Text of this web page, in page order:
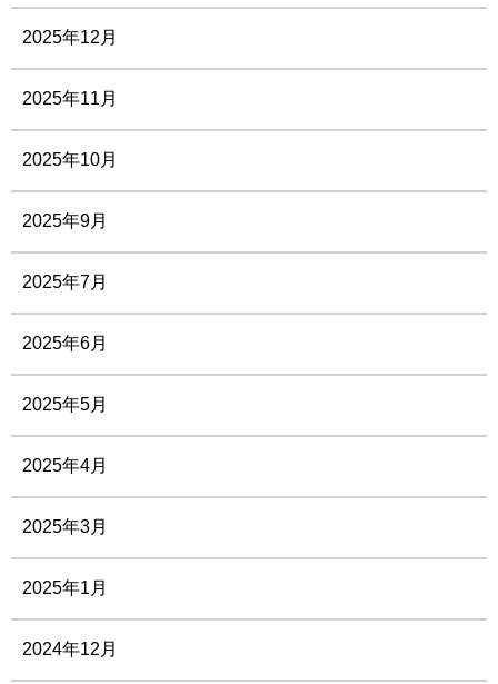
2025年12月
2025年11月
2025年10月
2025年9月
2025年7月
2025年6月
2025年5月
2025年4月
2025年3月
2025年1月
2024年12月